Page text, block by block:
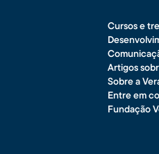
Cursos e
Artigos
Sobre a
Entre em
Fundação